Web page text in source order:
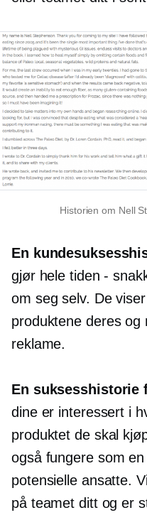
Historien om Nell
En
gjør hele tiden -
om seg selv. De
produktene deres og
reklame.
En suksesshistorie
dine er interessert i
produktet de skal
også fungere som
potensielle ansatte.
på teamet ditt og er